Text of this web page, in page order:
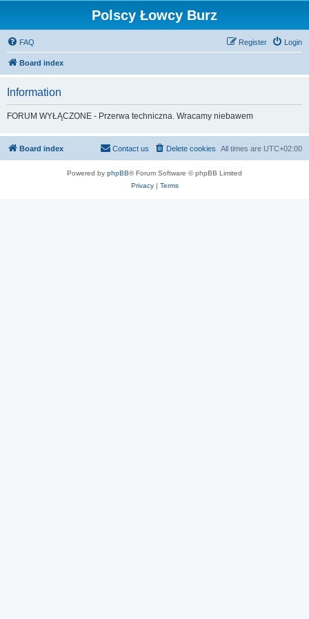
Polscy Łowcy Burz
FAQ Login
Register
Board index
Information
FORUM WYŁĄCZONE - Przerwa techniczna. Wracamy niebawem
Board index All times are UTC+02:00
Delete cookies
Contact us
Powered by phpBB® Forum Software © phpBB Limited
Privacy| Terms